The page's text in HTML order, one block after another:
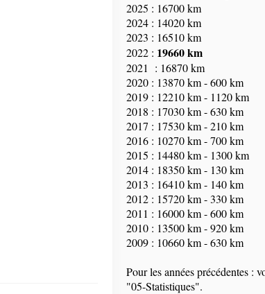
2025 : 16700 km
2024 : 14020 km
2023 : 16510 km
2022 : 19660 km
2021 : 16870 km
2020 : 13870 km - 600 km
2019 : 12210 km - 1120 km
2018 : 17030 km - 630 km
2017 : 17530 km - 210 km
2016 : 10270 km - 700 km
2015 : 14480 km - 1300 km
2014 : 18350km- 130 km
2013 : 16410 km - 140 km
2012 : 15720 km - 330 km
2011 : 16000 km - 600 km
2010 : 13500 km - 920 km
2009 : 10660 km - 630 km
Pour les années précédentes :
"05-Statistiques".